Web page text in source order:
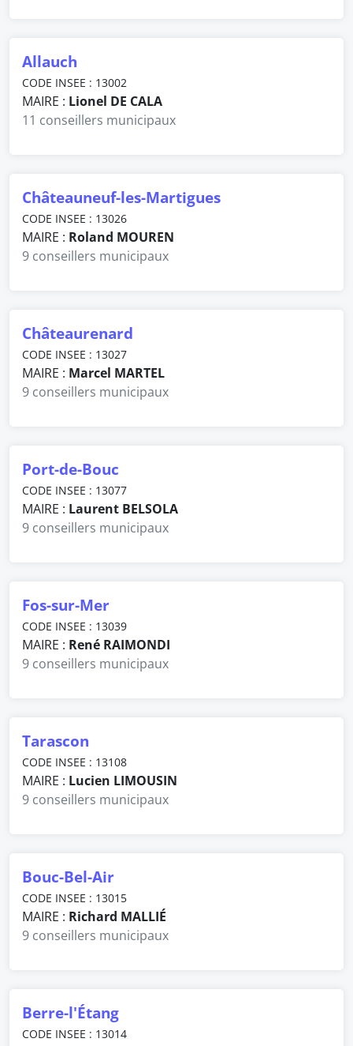
Allauch
CODE INSEE : 13002
MAIRE : Lionel DE CALA
11 conseillers municipaux
Châteauneuf-les-Martigues
CODE INSEE : 13026
MAIRE : Roland MOUREN
9 conseillers municipaux
Châteaurenard
CODE INSEE : 13027
MAIRE : Marcel MARTEL
9 conseillers municipaux
Port-de-Bouc
CODE INSEE : 13077
MAIRE : Laurent BELSOLA
9 conseillers municipaux
Fos-sur-Mer
CODE INSEE : 13039
MAIRE : René RAIMONDI
9 conseillers municipaux
Tarascon
CODE INSEE : 13108
MAIRE : Lucien LIMOUSIN
9 conseillers municipaux
Bouc-Bel-Air
CODE INSEE : 13015
MAIRE : Richard MALLIÉ
9 conseillers municipaux
Berre-l'Étang
CODE INSEE : 13014